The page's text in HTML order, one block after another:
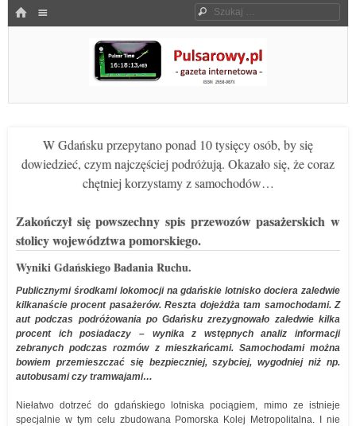
HOME Szukaj
Pulsarowy.pl
W Gdańsku przepytano ponad 10 tysięcy osób, by się
dowiedzieć, czym najczęściej podróżują. Okazało się, że coraz
chętniej korzystamy z samochodów…
Zakończył się powszechny spis przewozów pasażerskich w
stolicy województwa pomorskiego.
Wyniki Gdańskiego Badania Ruchu.
Publicznymi środkami lokomocji na gdańskie lotnisko dociera zaledwie
kilkanaście procent pasażerów. Reszta dojeżdża tam samochodami. Z
aut podczas podróżowania po Gdańsku zrezygnowało zaledwie kilka
procent ich posiadaczy – wynika z wstępnych analiz informacji
zebranych podczas rozmów z mieszkańcami. Samochodami można
bowiem przemieszczać się bezpieczniej, szybciej, wygodniej niż np.
autobusami czy tramwajami…
Niełatwo dotrzeć do gdańskiego lotniska pociągiem, mimo ze istnieje
specjalnie w tym celu zbudowana Pomorska Kolej Metropolitalna. I nie